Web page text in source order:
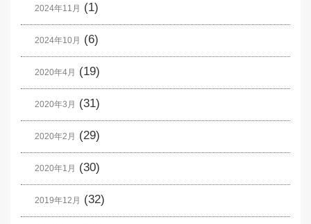
2024年11月 (1)
2024年10月 (6)
2020年4月 (19)
2020年3月 (31)
2020年2月 (29)
2020年1月 (30)
2019年12月 (32)